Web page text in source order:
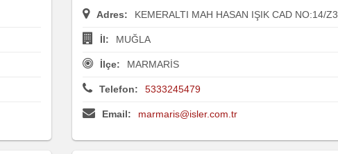
Adres: KEMERALTI MAH HASAN IŞIK CAD NO:14/Z3
İl: MUĞLA
İlçe: MARMARİS
Telefon: 5333245479
Email: marmaris@isler.com.tr